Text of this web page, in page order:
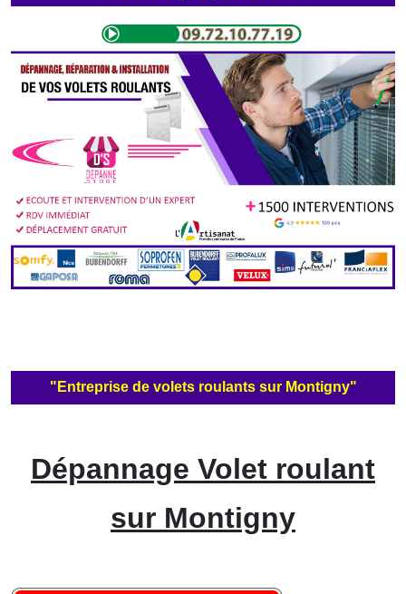
"Entreprise de volets roulants sur Montigny"
Dépannage Volet roulant
sur Montigny